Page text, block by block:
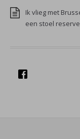
Ik vlieg met
een stoel